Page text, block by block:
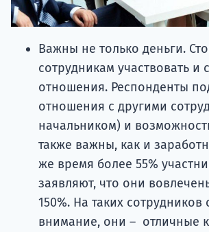
Важны не только деньги.
сотрудникам участвовать и
отношения. Респонденты
отношения с другими
начальником) и
также важны, как и
же время более 55%
заявляют, что они
150%. На таких сотрудников
внимание, они – отличные